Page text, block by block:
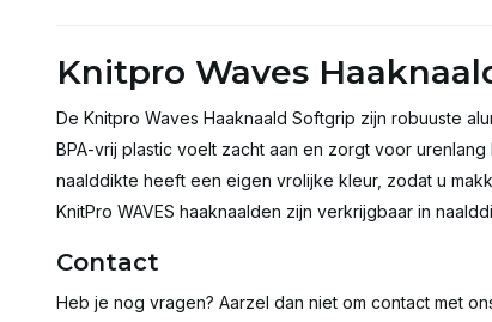
Knitpro Waves
De Knitpro Waves Haaknaald Softgrip zijn robuuste
BPA-vrij plastic voelt zacht aan en zorgt voor
naalddikte heeft een eigen vrolijke kleur, zodat u
KnitPro WAVES haaknaalden zijn verkrijgbaar in
Contact
Heb je nog vragen? Aarzel dan niet om contact met